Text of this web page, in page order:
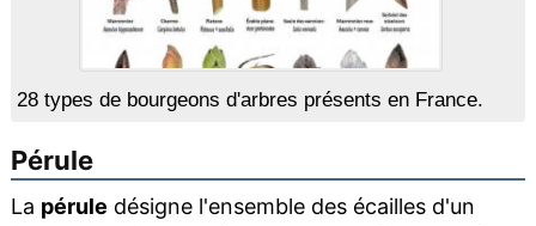
28 types de bourgeons d'arbres présents en France.
Pérule
La pérule désigne l'ensemble des écailles d'un